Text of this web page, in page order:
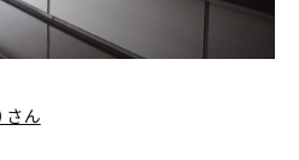
ん